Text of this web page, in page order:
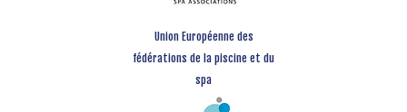
Union Européenne des
fédérations de la piscine et du
spa